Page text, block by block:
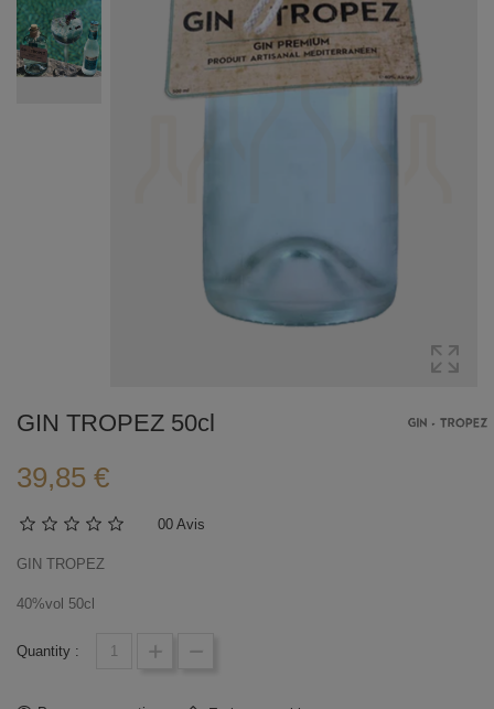
GIN TROPEZ 50cl
39,85 €
00 Avis
GIN TROPEZ
40%vol 50cl
Quantity :